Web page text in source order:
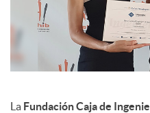
La Fundación Caja de